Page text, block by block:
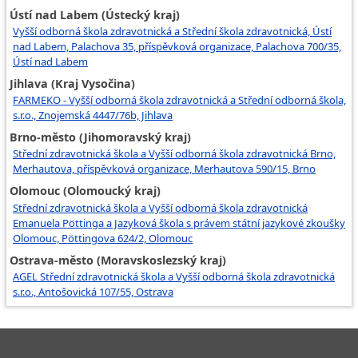
Ústí nad Labem (Ústecký kraj)
Vyšší odborná škola zdravotnická a Střední škola zdravotnická, Ústí
nad Labem, Palachova 35, příspěvková organizace, Palachova 700/35,
Ústí nad Labem
Jihlava (Kraj Vysočina)
FARMEKO - Vyšší odborná škola zdravotnická a Střední odborná škola,
s.r.o., Znojemská 4447/76b, Jihlava
Brno-město (Jihomoravský kraj)
Střední zdravotnická škola a Vyšší odborná škola zdravotnická Brno,
Merhautova, příspěvková organizace, Merhautova 590/15, Brno
Olomouc (Olomoucký kraj)
Střední zdravotnická škola a Vyšší odborná škola zdravotnická
Emanuela Pöttinga a Jazyková škola s právem státní jazykové zkoušky
Olomouc, Pöttingova 624/2, Olomouc
Ostrava-město (Moravskoslezský kraj)
AGEL Střední zdravotnická škola a Vyšší odborná škola zdravotnická
s.r.o., Antošovická 107/55, Ostrava